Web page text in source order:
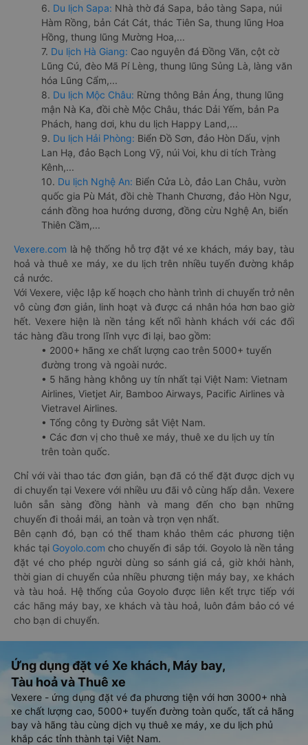
6. Du lịch Sapa: Nhà thờ đá Sapa, bảo tàng Sapa, núi
Hàm Rồng, bản Cát Cát, thác Tiên Sa, thung lũng Hoa
Hồng, thung lũng Mường Hoa,...
7. Du lịch Hà Giang: Cao nguyên đá Đồng Văn, cột cờ
Lũng Cú, đèo Mã Pí Lèng, thung lũng Sủng Là, làng văn
hóa Lũng Cẩm,...
8. Du lịch Mộc Châu: Rừng thông Bản Áng, thung lũng
mận Nà Ka, đồi chè Mộc Châu, thác Dải Yếm, bản Pa
Phách, hang dơi, khu du lịch Happy Land,...
9. Du lịch Hải Phòng: Biển Đồ Sơn, đảo Hòn Dấu, vịnh
Lan Hạ, đảo Bạch Long Vỹ, núi Voi, khu di tích Tràng
Kênh,...
10. Du lịch Nghệ An: Biển Cửa Lò, đảo Lan Châu, vườn
quốc gia Pù Mát, đồi chè Thanh Chương, đảo Hòn Ngư,
cánh đồng hoa hướng dương, đồng cừu Nghệ An, biển
Thiên Cầm,...
Vexere.com là hệ thống hỗ trợ đặt vé xe khách, máy bay, tàu
hoả và thuê xe máy, xe du lịch trên nhiều tuyến đường khắp
cả nước.
Với Vexere, việc lập kế hoạch cho hành trình di chuyển trở nên
vô cùng đơn giản, linh hoạt và được cá nhân hóa hơn bao giờ
hết. Vexere hiện là nền tảng kết nối hành khách với các đối
tác hàng đầu trong lĩnh vực đi lại, bao gồm:
• 2000+ hãng xe chất lượng cao trên 5000+ tuyến
đường trong và ngoài nước.
• 5 hãng hàng không uy tín nhất tại Việt Nam: Vietnam
Airlines, Vietjet Air, Bamboo Airways, Pacific Airlines và
Vietravel Airlines.
• Tổng công ty Đường sắt Việt Nam.
• Các đơn vị cho thuê xe máy, thuê xe du lịch uy tín
trên toàn quốc.
Chỉ với vài thao tác đơn giản, bạn đã có thể đặt được dịch vụ
di chuyển tại Vexere với nhiều ưu đãi vô cùng hấp dẫn. Vexere
luôn sẵn sàng đồng hành và mang đến cho bạn những
chuyến đi thoải mái, an toàn và trọn vẹn nhất.
Bên cạnh đó, bạn có thể tham khảo thêm các phương tiện
khác tại Goyolo.com cho chuyến đi sắp tới. Goyolo là nền tảng
đặt vé cho phép người dùng so sánh giá cả, giờ khởi hành,
thời gian di chuyển của nhiều phương tiện máy bay, xe khách
và tàu hoả. Hệ thống của Goyolo được liên kết trực tiếp với
các hãng máy bay, xe khách và tàu hoả, luôn đảm bảo có vé
cho bạn di chuyển.
Ứng dụng đặt vé Xe khách, Máy bay,
Tàu hoả và Thuê xe
Vexere - ứng dụng đặt vé đa phương tiện với hơn 3000+ nhà
xe chất lượng cao, 5000+ tuyến đường toàn quốc, tất cả hãng
bay và hãng tàu cùng dịch vụ thuê xe máy, xe du lịch phủ
khắp các tỉnh thành tại Việt Nam.